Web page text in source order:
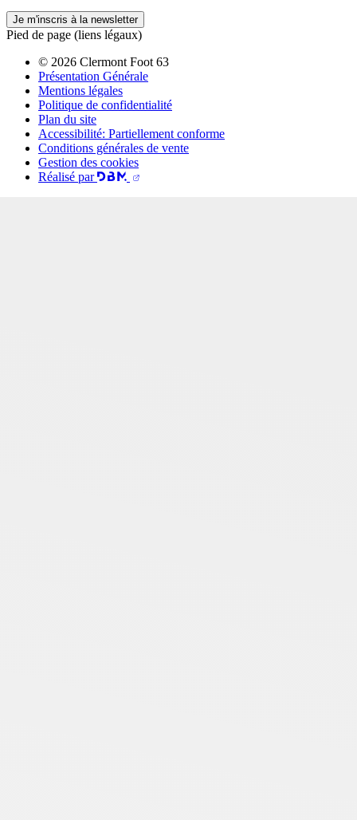
Je m'inscris à la newsletter
Pied de page (liens légaux)
© 2026 Clermont Foot 63
Présentation Générale
Mentions légales
Politique de confidentialité
Plan du site
Accessibilité: Partiellement conforme
Conditions générales de vente
Gestion des cookies
Réalisé par